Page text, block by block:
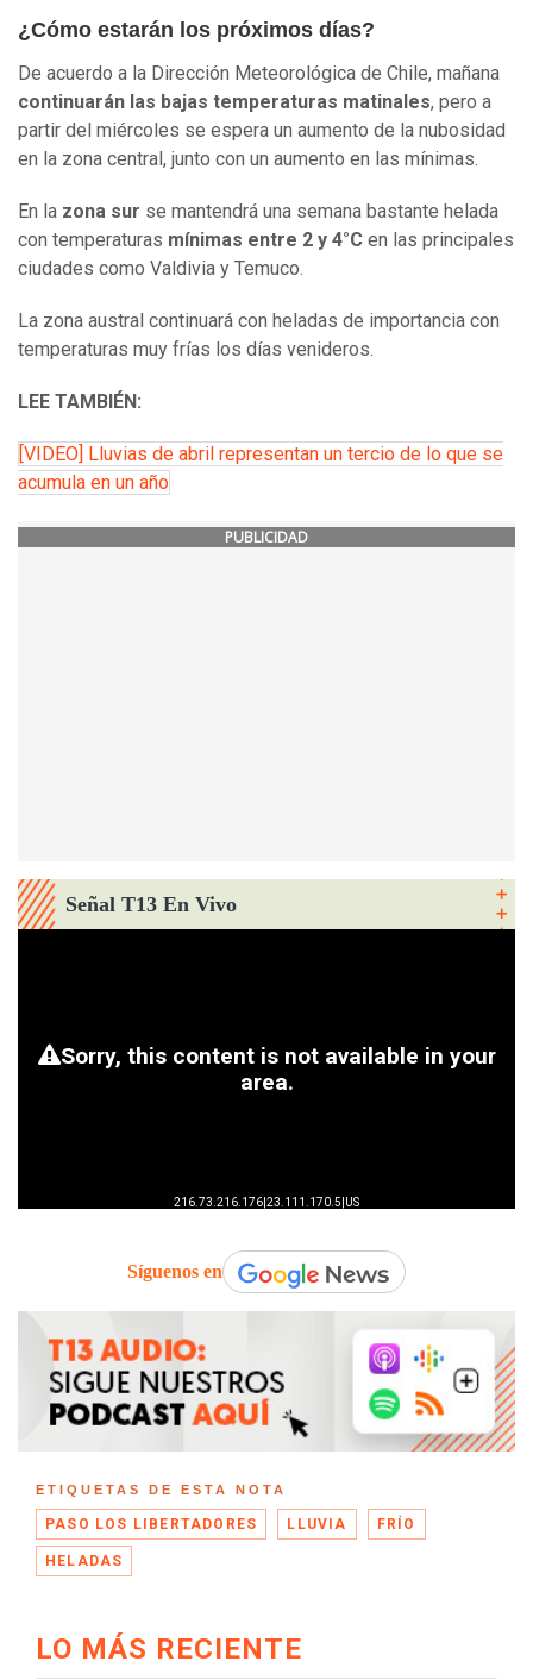
¿Cómo estarán los próximos días?
De acuerdo a la Dirección Meteorológica de Chile, mañana
continuarán las bajas temperaturas matinales, pero a
partir del miércoles se espera un aumento de la nubosidad
en la zona central, junto con un aumento en las mínimas.
En la zona sur se mantendrá una semana bastante helada
con temperaturas mínimas entre 2 y 4°C en las principales
ciudades como Valdivia y Temuco.
La zona austral continuará con heladas de importancia con
temperaturas muy frías los días venideros.
LEE TAMBIÉN:
[VIDEO] Lluvias de abril representan un tercio de lo que se
acumula en un año
PUBLICIDAD
Señal T13 En Vivo
Síguenos en
ETIQUETAS DE ESTA NOTA
PASO LOS LIBERTADORES LLUVIA FRÍO
HELADAS
LO MÁS RECIENTE